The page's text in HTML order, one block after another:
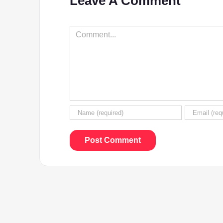
Comment